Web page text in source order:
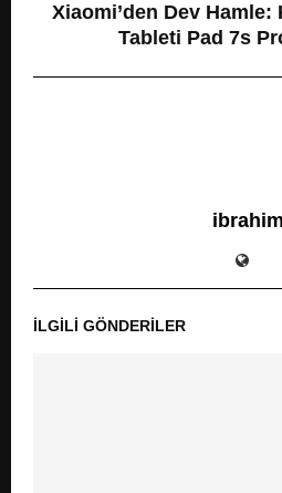
Xiaomi’den Dev
Tableti Pad 7s
ibrahim
İLGILI GÖNDERILER